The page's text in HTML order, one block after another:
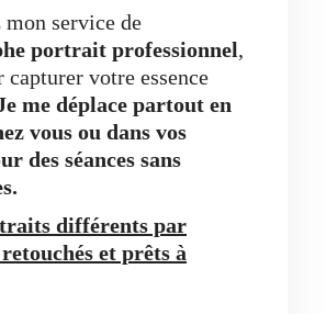
mon service de
portrait professionnel,
capturer votre essence
me déplace partout en
vous ou dans vos
des séances sans
différents par
et prêts à